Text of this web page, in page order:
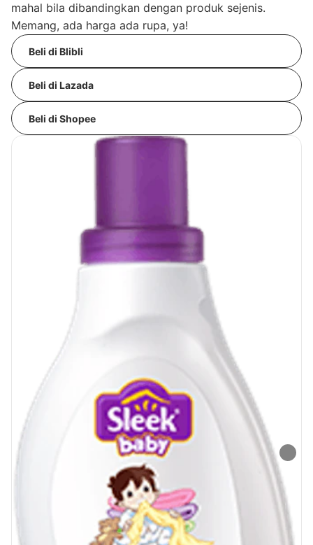
mahal bila dibandingkan dengan produk sejenis.
Memang, ada harga ada rupa, ya!
Beli di Blibli
Beli di Lazada
Beli di Shopee